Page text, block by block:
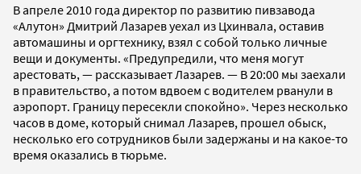
В апреле 2010 года директор по развитию пивзавода
«Алутон» Дмитрий Лазарев уехал из Цхинвала, оставив
автомашины и оргтехнику, взял с собой только личные
вещи и документы. «Предупредили, что меня могут
арестовать, — рассказывает Лазарев. — В 20:00 мы заехали
в правительство, а потом вдвоем с водителем рванули в
аэропорт. Границу пересекли спокойно». Через несколько
часов в доме, который снимал Лазарев, прошел обыск,
несколько его сотрудников были задержаны и на какое-то
время оказались в тюрьме.